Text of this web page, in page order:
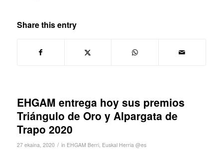
Share this entry
EHGAM entrega hoy sus premios
Triángulo de Oro y Alpargata de
Trapo 2020
27 ekaina, 2020 / in EHGAM Berri, Euskal Herria @es